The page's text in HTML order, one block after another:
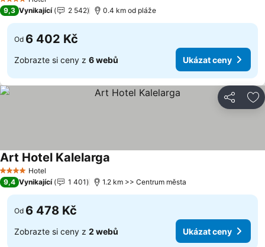
4 Počet hvězdiček
9,3 Vynikající 2 542 0.4 km od pláže
Od 6 402 Kč
Zobrazte si ceny z 6 webů Ukázat ceny
Sdílet
4 Počet hvězdiček
Hotel
Art Hotel Kalelarga
9,4 Vynikající 1 401 1.2 km >> Centrum města
Od 6 478 Kč
Zobrazte si ceny z 2 webů Ukázat ceny